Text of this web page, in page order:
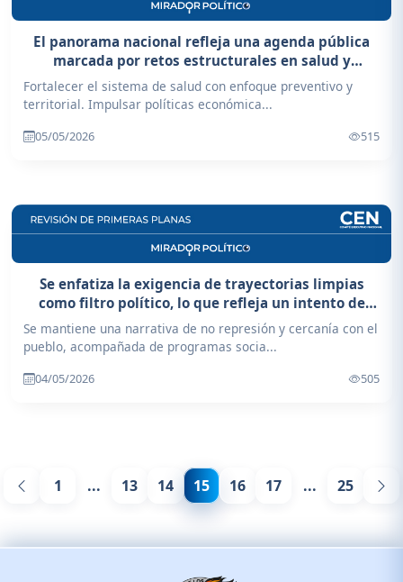
El panorama nacional refleja una agenda pública
marcada por retos estructurales en salud y
economía
Fortalecer el sistema de salud con enfoque preventivo y
territorial. Impulsar políticas económica...
05/05/2026 515
Se enfatiza la exigencia de trayectorias limpias
como filtro político, lo que refleja un intento de
consolidación y control interno del partido
Se mantiene una narrativa de no represión y cercanía con el
pueblo, acompañada de programas socia...
04/05/2026 505
1 ... 13 14 15 16 17 ... 25